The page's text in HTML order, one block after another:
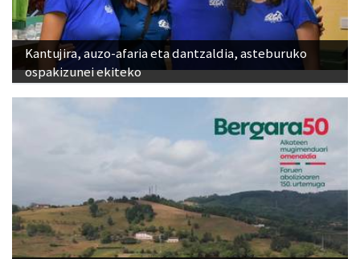
Kantujira, auzo-afaria eta dantzaldia, asteburuko
ospakizunei ekiteko